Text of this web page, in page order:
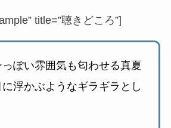
title=”聴きどころ”]
ぽい雰囲気も匂わせる真夏
浮かぶようなギラギラとし